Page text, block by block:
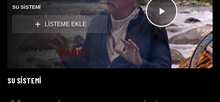
Videoyu
Oynat
SU SISTEMI
LİSTEME EKLE
SU SISTEMI